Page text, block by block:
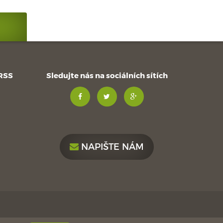
Sledujte nás na sociálních sítích
NAPIŠTE NÁM